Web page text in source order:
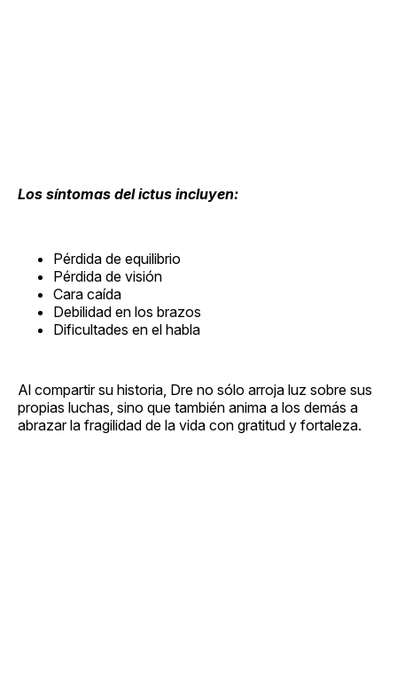
Los síntomas del ictus incluyen:
Pérdida de equilibrio
Pérdida de visión
Cara caída
Debilidad en los brazos
Dificultades en el habla
Al compartir su historia, Dre no sólo arroja luz sobre sus
propias luchas, sino que también anima a los demás a
abrazar la fragilidad de la vida con gratitud y fortaleza.